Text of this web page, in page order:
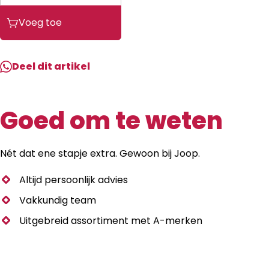
Voeg toe
Deel dit artikel
Goed om te weten
Nét dat ene stapje extra. Gewoon bij Joop.
Altijd persoonlijk advies
Vakkundig team
Uitgebreid assortiment met A-merken